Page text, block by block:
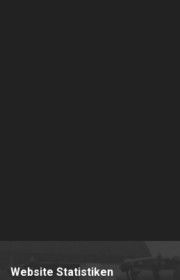
Website Statistiken